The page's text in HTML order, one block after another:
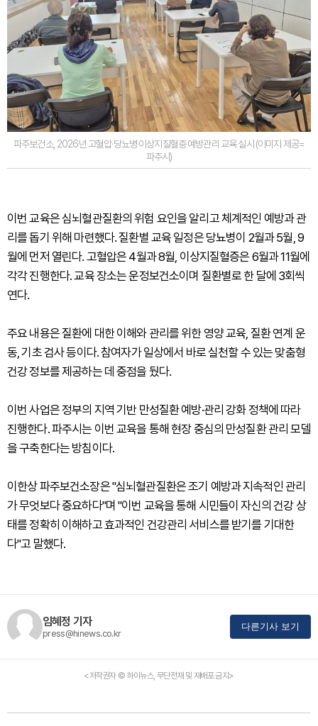
파주보건소, 2026년 고혈압·당뇨병·이상지질혈증 예방관리 교육 실시 (이미지 제공=
파주시)
이번 교육은 심뇌혈관질환의 위험 요인을 알리고 체계적인 예방과 관
리를 돕기 위해 마련했다. 질환별 교육 일정은 당뇨병이 2월과 5월, 9
월에 먼저 열린다. 고혈압은 4월과 8월, 이상지질혈증은 6월과 11월에
각각 진행한다. 교육 장소는 운정보건소이며 질환별로 한 달에 3회씩
연다.
주요 내용은 질환에 대한 이해와 관리를 위한 영양 교육, 질환 연계 운
동, 기초 검사 등이다. 참여자가 일상에서 바로 실천할 수 있는 맞춤형
건강 정보를 제공하는 데 중점을 뒀다.
이번 사업은 정부의 지역 기반 만성질환 예방·관리 강화 정책에 따라
진행한다. 파주시는 이번 교육을 통해 현장 중심의 만성질환 관리 모델
을 구축한다는 방침이다.
이한상 파주보건소장은 "심뇌혈관질환은 조기 예방과 지속적인 관리
가 무엇보다 중요하다"며 "이번 교육을 통해 시민들이 자신의 건강 상
태를 정확히 이해하고 효과적인 건강관리 서비스를 받기를 기대한
다"고 말했다.
임혜정 기자
press@hinews.co.kr
다른기사 보기
<저작권자 © 하이뉴스, 무단전재 및 재배포 금지>